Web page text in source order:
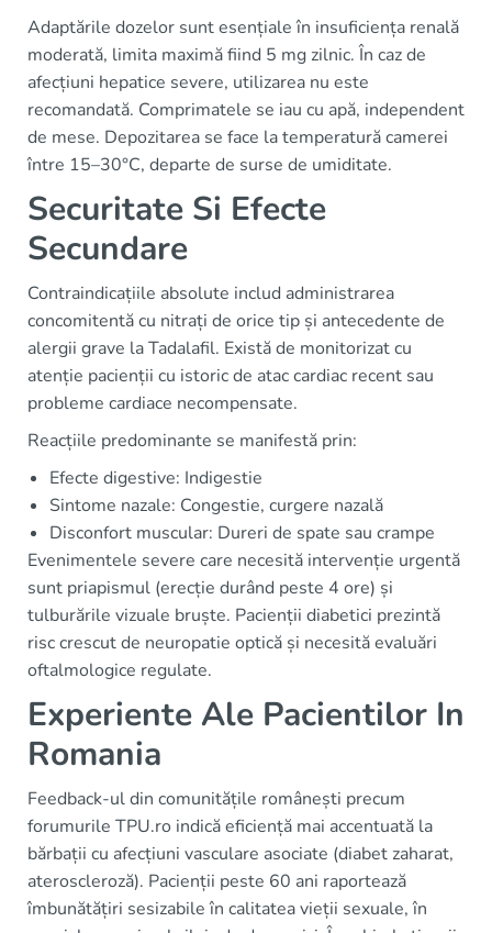
Adaptările dozelor sunt esențiale în insuficiența renală
moderată, limita maximă fiind 5 mg zilnic. În caz de
afecțiuni hepatice severe, utilizarea nu este
recomandată. Comprimatele se iau cu apă, independent
de mese. Depozitarea se face la temperatură camerei
între 15–30°C, departe de surse de umiditate.
Securitate Si Efecte
Secundare
Contraindicațiile absolute includ administrarea
concomitentă cu nitrați de orice tip și antecedente de
alergii grave la Tadalafil. Există de monitorizat cu
atenție pacienții cu istoric de atac cardiac recent sau
probleme cardiace necompensate.
Reacțiile predominante se manifestă prin:
Efecte digestive: Indigestie
Sintome nazale: Congestie, curgere nazală
Disconfort muscular: Dureri de spate sau crampe
Evenimentele severe care necesită intervenție urgentă
sunt priapismul (erecție durând peste 4 ore) și
tulburările vizuale bruște. Pacienții diabetici prezintă
risc crescut de neuropatie optică și necesită evaluări
oftalmologice regulate.
Experiente Ale Pacientilor In
Romania
Feedback-ul din comunitățile românești precum
forumurile TPU.ro indică eficiență mai accentuată la
bărbații cu afecțiuni vasculare asociate (diabet zaharat,
ateroscleroză). Pacienții peste 60 ani raportează
îmbunătățiri sesizabile în calitatea vieții sexuale, în